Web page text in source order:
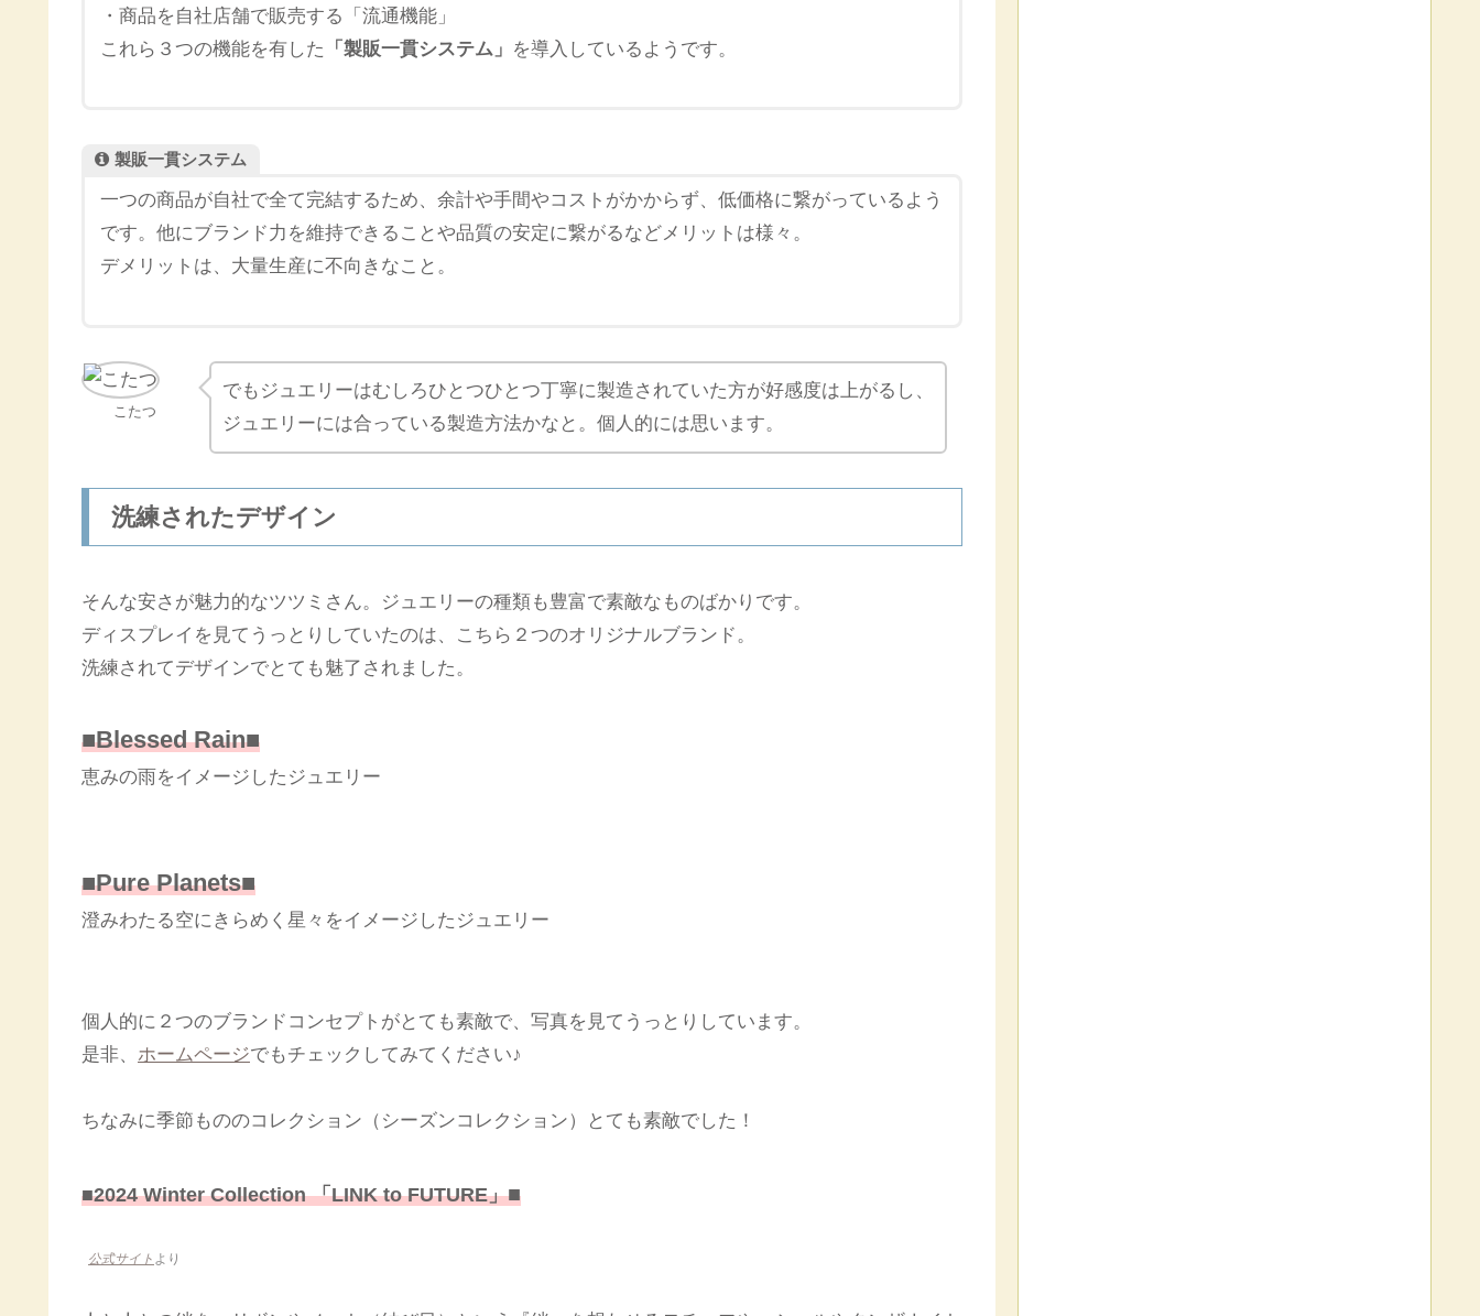
・商品を自社店舗で販売する「流通機能」
これら３つの機能を有した 「製販一貫システム」 を導入しているようです。
製販一貫システム
一つの商品が自社で全て完結するため、余計や手間やコストがかからず、低価格に繋がっているよう
です。他にブランド力を維持できることや品質の安定に繋がるなどメリットは様々。
デメリットは、大量生産に不向きなこと。
こたつ
でもジュエリーはむしろひとつひとつ丁寧に製造されていた方が好感度は上がるし、
ジュエリーには合っている製造方法かなと。個人的には思います。
洗練されたデザイン
そんな安さが魅力的なツツミさん。ジュエリーの種類も豊富で素敵なものばかりです。
ディスプレイを見てうっとりしていたのは、こちら２つのオリジナルブランド。
洗練されてデザインでとても魅了されました。
■Blessed Rain■
恵みの雨をイメージしたジュエリー
■Pure Planets■
澄みわたる空にきらめく星々をイメージしたジュエリー
個人的に２つのブランドコンセプトがとても素敵で、写真を見てうっとりしています。
是非、 ホームページでもチェックしてみてください♪
ちなみに季節もののコレクション（シーズンコレクション）とても素敵でした！
■2024 Winter Collection 「LINK to FUTURE」■
公式サイト より